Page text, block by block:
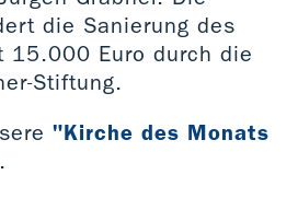
die Sanierung des
15.000 Euro durch die
Stiftung.
"Kirche des Monats
.